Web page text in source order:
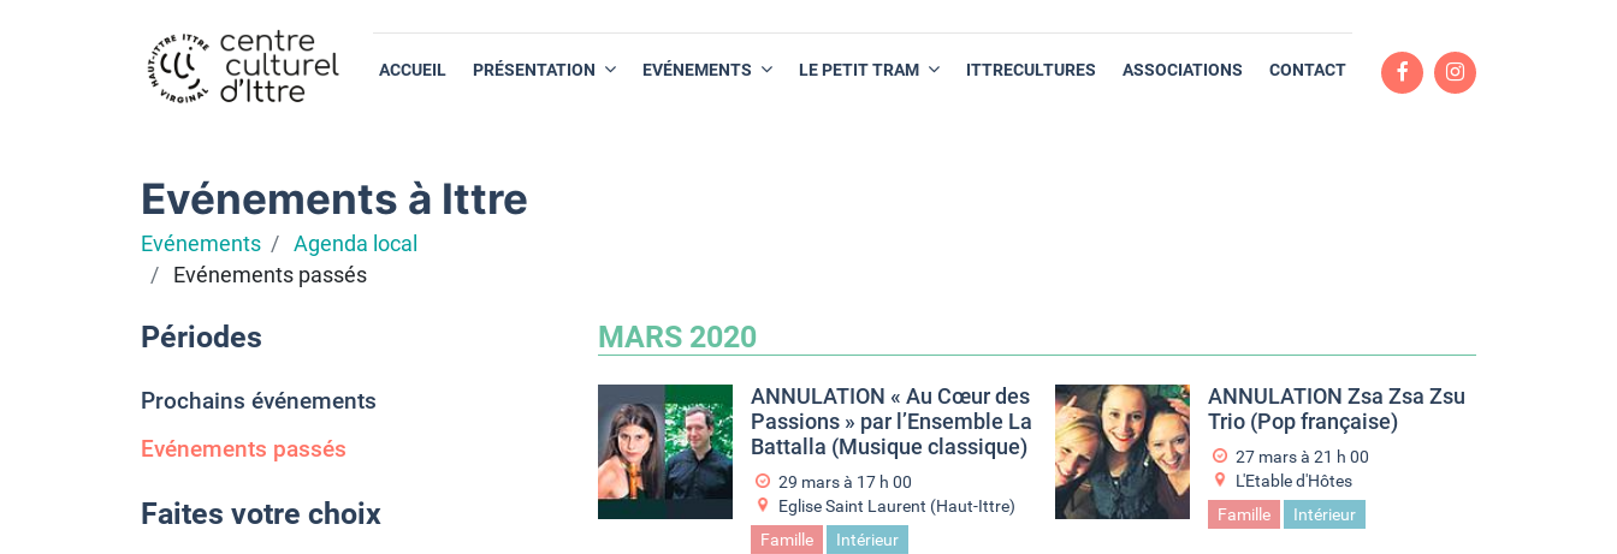
ACCUEIL PRÉSENTATION EVÉNEMENTS LE PETIT TRAM ITTRECULTURES ASSOCIATIONS CONTACT
Evénements à Ittre
Evénements
Agenda local
Evénements passés
Périodes
Prochains événements
Evénements passés
Faites votre choix
MARS 2020
ANNULATION « Au Cœur des
Passions » par l’Ensemble La
Battalla (Musique classique)
29 mars à 17 h 00
Eglise Saint Laurent (Haut-Ittre)
Famille
Intérieur
ANNULATION Zsa Zsa Zsu
Trio (Pop française)
27 mars à 21 h 00
L'Etable d'Hôtes
Famille
Intérieur